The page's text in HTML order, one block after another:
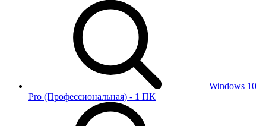
Windows 10
Pro (Профессиональная) - 1 ПК